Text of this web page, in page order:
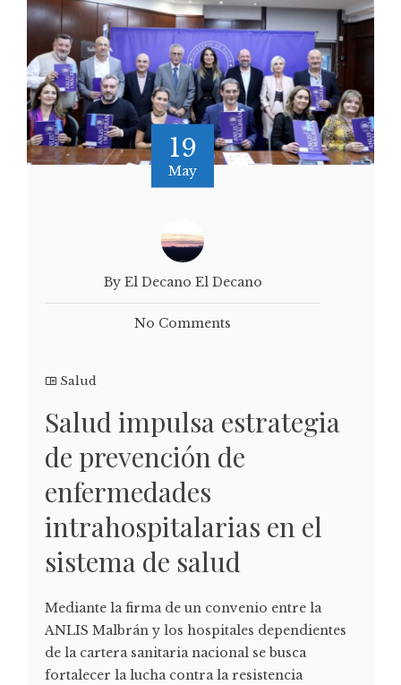
19
May
By El Decano El Decano
No Comments
Salud
Salud impulsa estrategia
de prevención de
enfermedades
intrahospitalarias en el
sistema de salud
Mediante la firma de un convenio entre la
ANLIS Malbrán y los hospitales dependientes
de la cartera sanitaria nacional se busca
fortalecer la lucha contra la resistencia